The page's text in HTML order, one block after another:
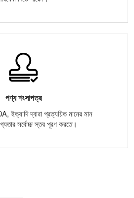
পণ্য শংসাপত্র
দ্বারা প্রত্যয়িত মানের মান
সর্বোচ্চ স্তর পূরণ করতে।